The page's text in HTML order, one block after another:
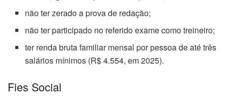
não ter zerado a prova de redação;
não ter participado no referido exame como treineiro;
ter renda bruta familiar mensal por pessoa de até três
salários mínimos (R$ 4.554, em 2025).
Fies Social